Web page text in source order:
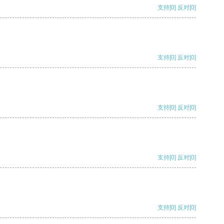
支持[0] 反对[0]
支持[0] 反对[0]
支持[0] 反对[0]
支持[0] 反对[0]
支持[0] 反对[0]